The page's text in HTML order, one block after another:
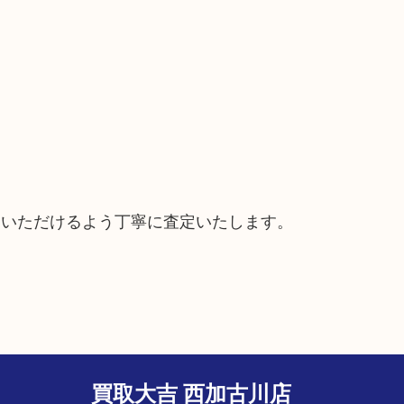
ただけるよう丁寧に査定いたします。
買取大吉 西加古川店